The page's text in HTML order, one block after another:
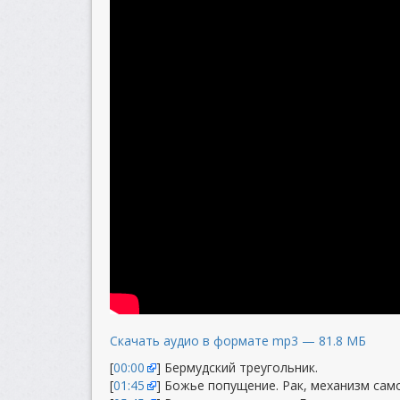
Скачать аудио в формате mp3 — 81.8 МБ
[00:00
] Бермудский треугольник.
[01:45
] Божье попущение. Рак, механизм